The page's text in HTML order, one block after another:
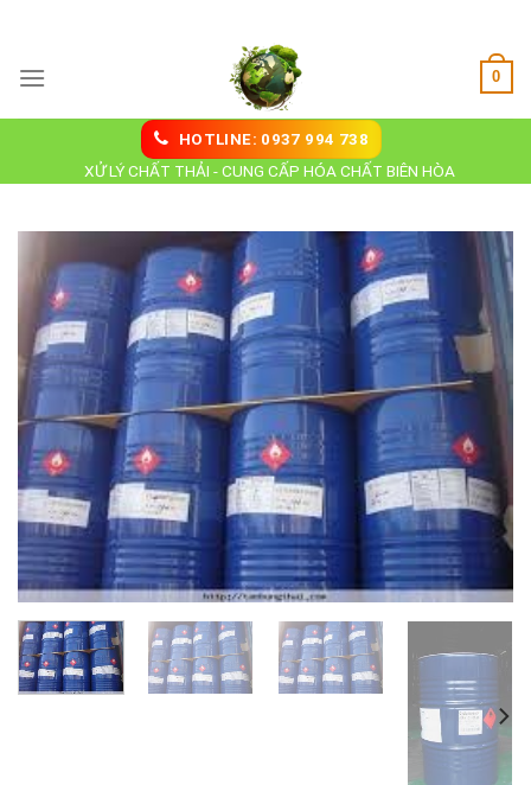
content
0
HOTLINE: 0937 994 738
XỬ LÝ CHẤT THẢI - CUNG CẤP HÓA CHẤT BIÊN HÒA